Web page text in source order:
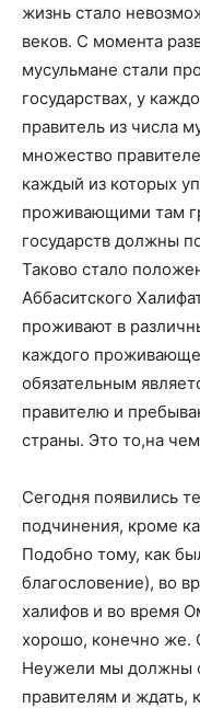
жизнь стало
веков. С момента
мусульмане стали
государствах, у
правитель из числа
множество
каждый из которых
проживающими там
государств должны
Таково стало
Аббаситского
проживают в
каждого
обязательным
правителю и
страны. Это то,на
Сегодня появились
подчинения, кроме
Подобно тому, как
благословение), во
халифов и во время
хорошо, конечно же.
Неужели мы должны
правителям и ждать,